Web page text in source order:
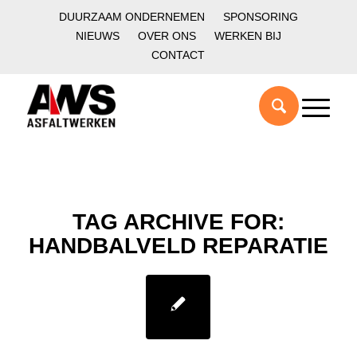
DUURZAAM ONDERNEMEN
SPONSORING
NIEUWS
OVER ONS
WERKEN BIJ
CONTACT
TAG ARCHIVE FOR:
HANDBALVELD REPARATIE